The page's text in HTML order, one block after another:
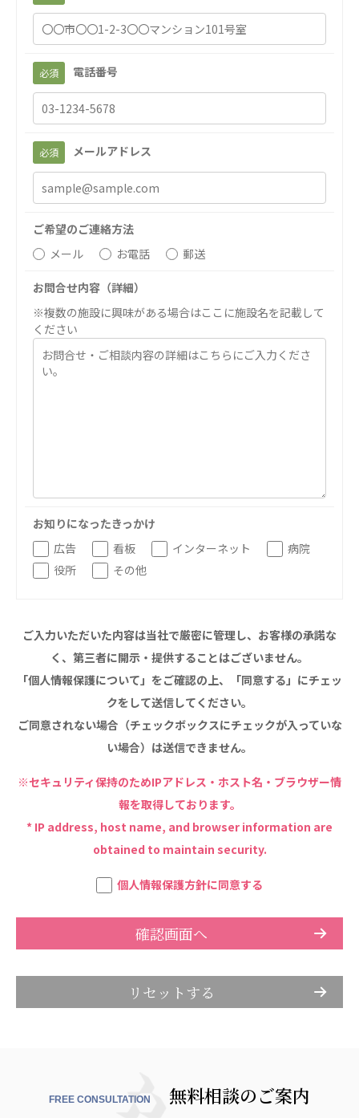
松園第二病院
複合ケアセンターまつぞの
医療法人社団 鴻愛会
こうのす共生病院
OKP with Life クリニック
ならしの共生クリニック
こうのすナーシングホーム共生園
あげお共生の家
医療法人 京都翔医会
西京都病院
洛西 西京都クリニック
洛桂の郷
桂寿の郷
訪問看護ステーション秋桜
上桂の郷
浦和学院中学校
志学会高等学校
特定非営利活動法人アート応援隊
その他
株式会社アジアメデカ元気事業団
株式会社フラワーコミュニティ放送
株式会社日本医科学研究所
特定非営利活動法人共生フォーラム
特定非営利活動法人日本医療福祉機構
株式会社アメックファーマシー
海外
共生（大連）商務諮詢有限公司
必須 電話番号
必須 メールアドレス
ご希望のご連絡方法
メール
お電話 郵送
お問合せ内容（詳細）
※複数の施設に興味がある場合はここに施設名を記載して
ください
お知りになったきっかけ
広告
看板 インターネット
病院
役所
その他
ご入力いただいた内容は当社で厳密に管理し、お客様の承諾な
く、第三者に開示・提供することはございません。
「個人情報保護について」をご確認の上、「同意する」にチェッ
クをして送信してください。
ご同意されない場合（チェックボックスにチェックが入っていな
い場合）は送信できません。
※セキュリティ保持のためIPアドレス・ホスト名・ブラウザー情
報を取得しております。
* IP address, host name, and browser information are
obtained to maintain security.
個人情報保護方針に同意する
FREE CONSULTATION 無料相談のご案内